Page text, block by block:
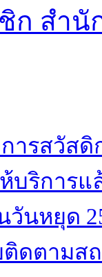
ก สำนั
ารสวัสดิ
บริการแ
วันหยุด
ติดตามส